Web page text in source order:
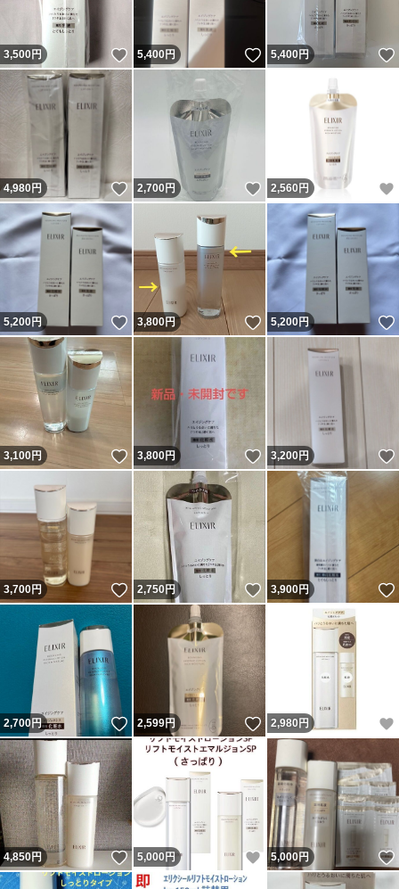
3,500円 いいね！
5,400円 いいね！
5,400円
4,980円 いいね！
2,700円 いいね！
2,560 円
5,200円 いいね！
3,800円 いいね！
5,200円
3,100円 いいね！
3,800円 いいね！
3,200円
3,700円 いいね！
2,750円 いいね！
3,900円
2,700円 いいね！
2,599円 いいね！
2,980 円
4,850円 いいね！
5,000 円 いいね！
5,000円